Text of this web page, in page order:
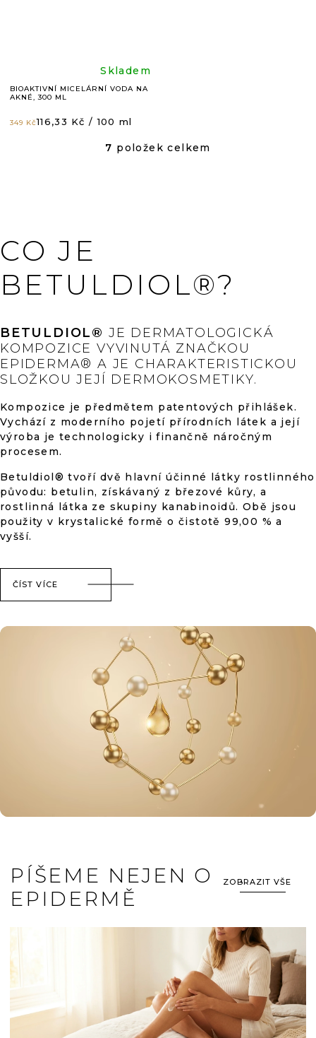
BIOAKTIVNÍ MICELÁRNÍ VODA NA
AKNÉ, 300 ML
Průměrné
hodnocení
produktu
z
5
hvězdiček.
Skladem
349 KčMěrná
116,33 Kč / 100 ml
O
R
V
V
Ý
P
I
S
7 položek celkem
CO JE
BETULDIOL®?
BETULDIOL® JE DERMATOLOGICKÁ
KOMPOZICE VYVINUTÁ ZNAČKOU
EPIDERMA® A JE CHARAKTERISTICKOU
SLOŽKOU JEJÍ DERMOKOSMETIKY.
Kompozice je předmětem patentových přihlášek.
Vychází z moderního pojetí přírodních látek a její
výroba je technologicky i finančně náročným
procesem.
Betuldiol® tvoří dvě hlavní účinné látky rostlinného
původu: betulin, získávaný z březové kůry, a
rostlinná látka ze skupiny kanabinoidů. Obě jsou
použity v krystalické formě o čistotě 99,00 % a
vyšší.
ČÍST VÍCE
PÍŠEME NEJEN O
EPIDERMĚ
ZOBRAZIT VŠE